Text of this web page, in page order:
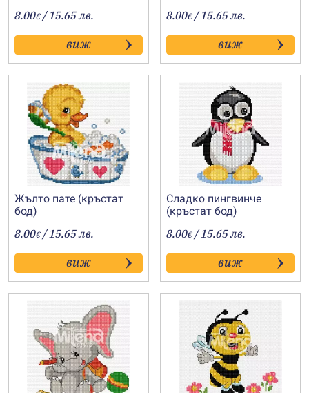
8.00€ / 15.65 лв.
виж
8.00€ / 15.65 лв.
виж
Жълто пате (кръстат
бод)
8.00€ / 15.65 лв.
виж
Сладко пингвинче
(кръстат бод)
8.00€ / 15.65 лв.
виж